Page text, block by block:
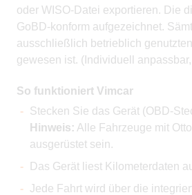
oder WISO-Datei exportieren. Die
GoBD-konform aufgezeichnet.
ausschließlich betrieblich
gewesen ist. (Individuell
So funktioniert Vimcar
Stecken Sie das Gerät (OBD-
Hinweis: Alle Fahrzeuge mit
ausgerüstet sein.
Das Gerät liest Kilometerdaten
Jede Fahrt wird über die